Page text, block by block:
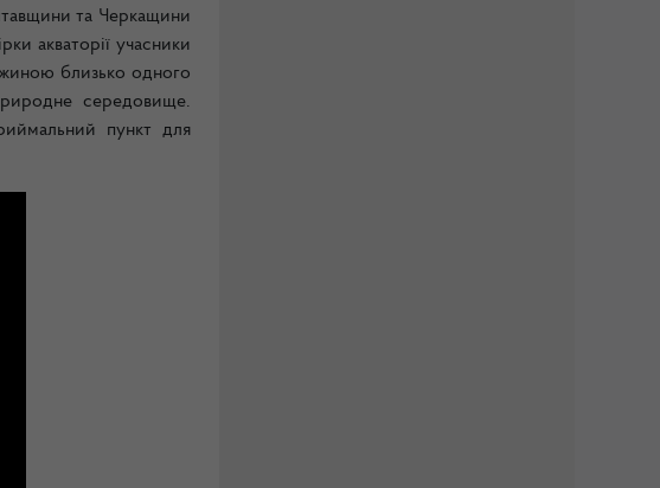
та Черкащини
акваторії учасники
близько одного
середовище.
пункт для